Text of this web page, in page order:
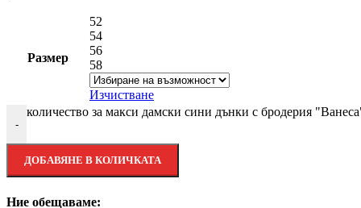
Размер
52
54
56
58
Изчистване
-
количество за макси дамски сини дънки с бродерия
ДОБАВЯНЕ В КОЛИЧКАТА
Ние обещаваме: